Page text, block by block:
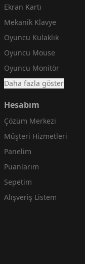
Ekran Kartı
Mekanik Klavye
Oyuncu Kulaklık
Oyuncu Mouse
Oyuncu Monitör
Daha fazla göster
Hesabım
Çözüm Merkezi
Müşteri Hizmetleri
Panelim
Puanlarım
Sepetim
Alışveriş Listem